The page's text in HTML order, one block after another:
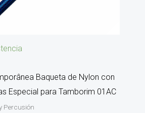
Baqueta de Nylon con
Especial para Tamborim 01AC
Percusión